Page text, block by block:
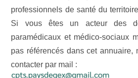
professionnels de santé du
Si vous êtes un acteur des
paramédicaux et médico-sociaux
pas référencés dans cet annuaire,
contacter par mail :